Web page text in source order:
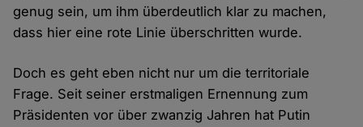
genug sein, um ihm überdeutlich klar zu machen,
dass hier eine rote Linie überschritten wurde.
Doch es geht eben nicht nur um die territoriale
Frage. Seit seiner erstmaligen Ernennung zum
Präsidenten vor über zwanzig Jahren hat Putin